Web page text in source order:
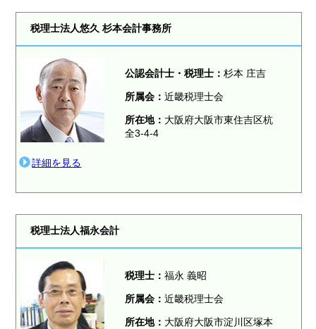
税理士法人悠久 杉本会計事務所
詳細を見る
公認会計士・税理士：杉本 庄吉
所属会：近畿税理士会
所在地： 大阪府大阪市東住吉区杭
全3-4-4
税理士法人福永会計
税理士：福永 義昭
所属会：近畿税理士会
所在地： 大阪府大阪市淀川区塚本